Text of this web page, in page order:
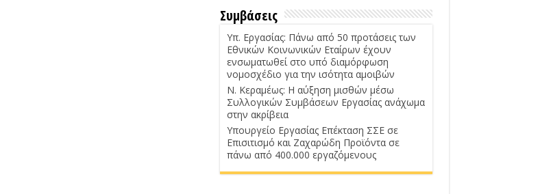
Συμβάσεις
Υπ. Εργασίας: Πάνω από 50 προτάσεις των
Εθνικών Κοινωνικών Εταίρων έχουν
ενσωματωθεί στο υπό διαμόρφωση
νομοσχέδιο για την ισότητα αμοιβών
Ν. Κεραμέως: Η αύξηση μισθών μέσω
Συλλογικών Συμβάσεων Εργασίας ανάχωμα
στην ακρίβεια
Υπουργείο Εργασίας Επέκταση ΣΣΕ σε
Επισιτισμό και Ζαχαρώδη Προϊόντα σε
πάνω από 400.000 εργαζόμενους